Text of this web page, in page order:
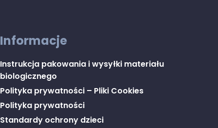
Informacje
Instrukcja pakowania i wysyłki materiału
biologicznego
Polityka prywatności – Pliki Cookies
Polityka prywatności
Standardy ochrony dzieci